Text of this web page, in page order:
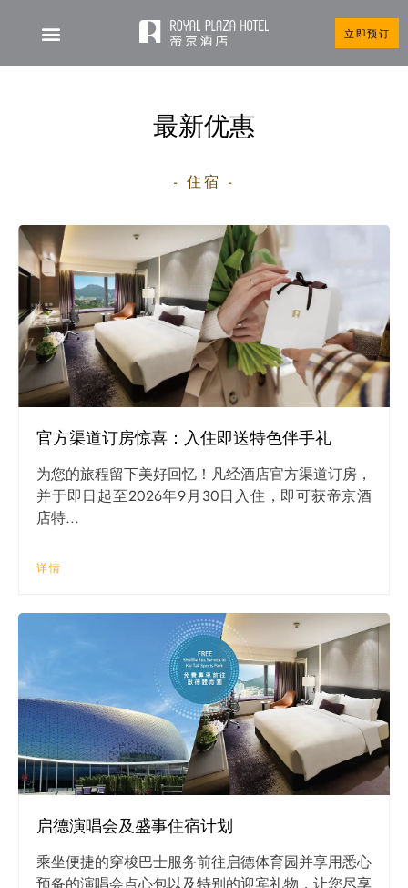
立即预订
最新优惠
- 住宿 -
官方渠道订房惊喜：入住即送特色伴手礼
为您的旅程留下美好回忆！凡经酒店官方渠道订房，
并于即日起至2026年9月30日入住，即可获帝京酒
店特...
详情
启德演唱会及盛事住宿计划
乘坐便捷的穿梭巴士服务前往启德体育园并享用悉心
预备的演唱会点心包以及特别的迎宾礼物，让您尽享